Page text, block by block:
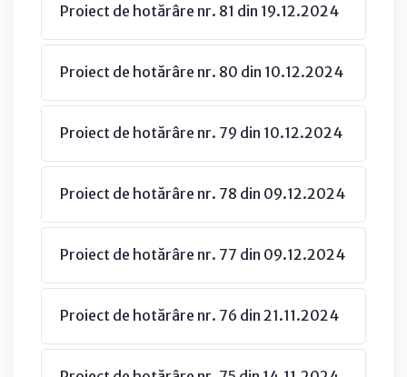
Proiect de hotărâre nr. 81 din 19.12.2024
Proiect de hotărâre nr. 80 din 10.12.2024
Proiect de hotărâre nr. 79 din 10.12.2024
Proiect de hotărâre nr. 78 din 09.12.2024
Proiect de hotărâre nr. 77 din 09.12.2024
Proiect de hotărâre nr. 76 din 21.11.2024